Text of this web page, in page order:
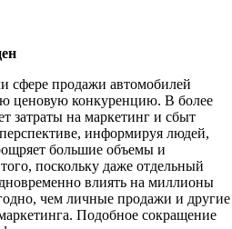
сфере продажи автомобилей
ценовую конкуренцию. В более
затраты на маркетинг и сбыт
информируя людей,
большие объемы и
поскольку даже отдельный
влиять на миллионы
чем личные продажи и другие
Подобное сокращение